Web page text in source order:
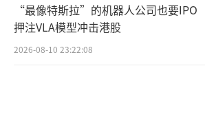
“最像特斯拉”的机器人公司也要IPO
押注VLA模型冲击港股
2026-08-10 23:22:08